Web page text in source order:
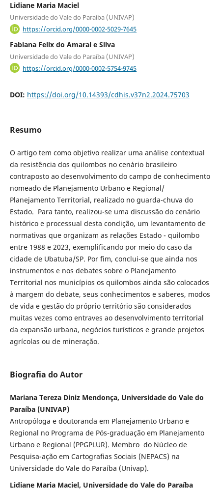
Lidiane Maria Maciel
Universidade do Vale do Paraíba (UNIVAP)
https://orcid.org/0000-0002-5029-7645
Fabiana Felix do Amaral e Silva
Universidade do Vale do Paraíba (UNIVAP)
https://orcid.org/0000-0002-5754-9745
DOI: https://doi.org/10.14393/cdhis.v37n2.2024.75703
Resumo
O artigo tem como objetivo realizar uma análise contextual
da resistência dos quilombos no cenário brasileiro
contraposto ao desenvolvimento do campo de conhecimento
nomeado de Planejamento Urbano e Regional/
Planejamento Territorial, realizado no guarda-chuva do
Estado. Para tanto, realizou-se uma discussão do cenário
histórico e processual desta condição, um levantamento de
normativas que organizam as relações Estado - quilombo
entre 1988 e 2023, exemplificando por meio do caso da
cidade de Ubatuba/SP. Por fim, conclui-se que ainda nos
instrumentos e nos debates sobre o Planejamento
Territorial nos municípios os quilombos ainda são colocados
à margem do debate, seus conhecimentos e saberes, modos
de vida e gestão do próprio território são considerados
muitas vezes como entraves ao desenvolvimento territorial
da expansão urbana, negócios turísticos e grande projetos
agrícolas ou de mineração.
Biografia do Autor
Mariana Tereza Diniz Mendonça, Universidade do Vale do
Paraíba (UNIVAP)
Antropóloga e doutoranda em Planejamento Urbano e
Regional no Programa de Pós-graduação em Planejamento
Urbano e Regional (PPGPLUR). Membro do Núcleo de
Pesquisa-ação em Cartografias Sociais (NEPACS) na
Universidade do Vale do Paraíba (Univap).
Lidiane Maria Maciel, Universidade do Vale do Paraíba